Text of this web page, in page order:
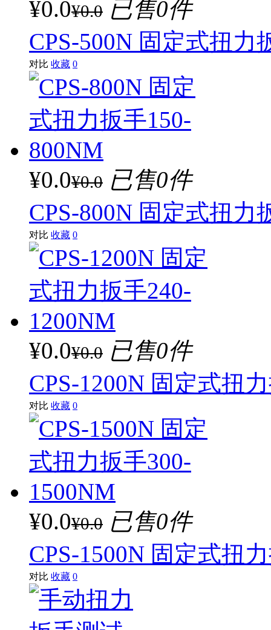
¥0.0¥0.0 已售0件
CPS-500N 固定式扭力
对比 收藏 0
¥0.0¥0.0 已售0件
CPS-800N 固定式扭力
对比 收藏 0
¥0.0¥0.0 已售0件
CPS-1200N 固定式扭
对比 收藏 0
¥0.0¥0.0 已售0件
CPS-1500N 固定式扭
对比 收藏 0